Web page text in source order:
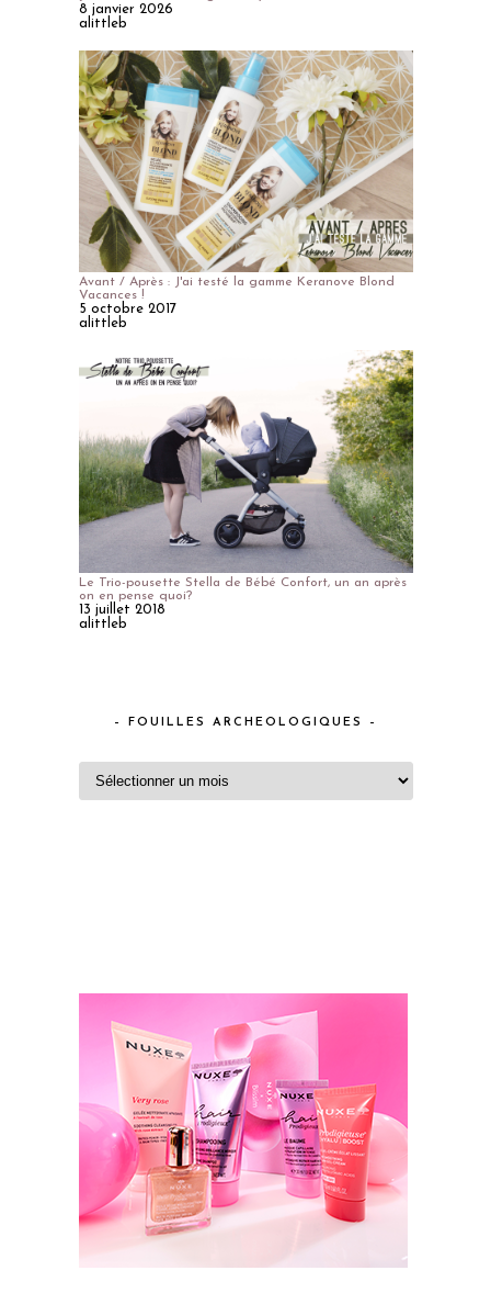
8 janvier 2026
alittleb
Avant / Après : J'ai testé la gamme Keranove Blond
Vacances !
5 octobre 2017
alittleb
Le Trio-pousette Stella de Bébé Confort, un an après
on en pense quoi?
13 juillet 2018
alittleb
– FOUILLES ARCHEOLOGIQUES –